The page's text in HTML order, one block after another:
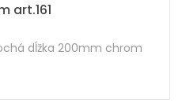
art.161
dĺžka 200mm chrom